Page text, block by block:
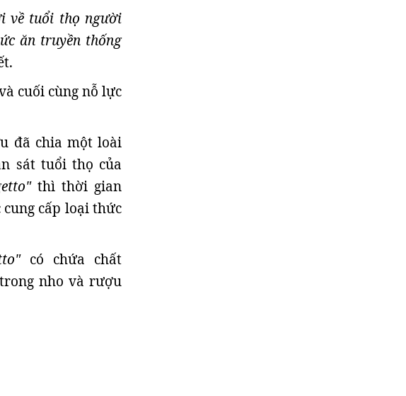
về tuổi thọ người
ăn truyền thống
cuối cùng nỗ lực
đã chia một loài
sát tuổi thọ của
thì thời gian
cấp loại thức
có chứa chất
nho và rượu